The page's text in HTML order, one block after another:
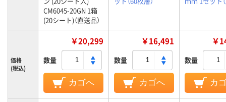
CM6045-20GN 1箱
(20シート)（直送品）
価格
(税込)
￥20,299
数量
カゴへ
￥16,491
数量
カゴへ
￥
数量
カ